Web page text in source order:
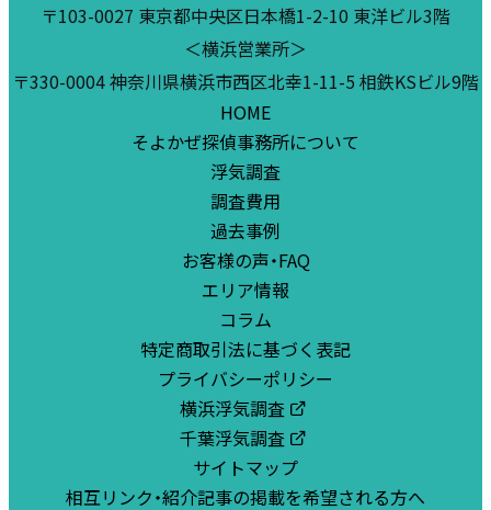
〒103-0027 東京都中央区日本橋1-2-10 東洋ビル3階
＜横浜営業所＞
〒330-0004 神奈川県横浜市西区北幸1-11-5 相鉄KSビル9階
HOME
そよかぜ探偵事務所について
浮気調査
調査費用
過去事例
お客様の声・FAQ
エリア情報
コラム
特定商取引法に基づく表記
プライバシーポリシー
横浜浮気調査
千葉浮気調査
サイトマップ
相互リンク・紹介記事の掲載を希望される方へ